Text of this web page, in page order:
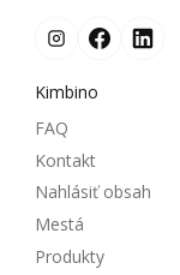
Kimbino
FAQ
Kontakt
Nahlásiť obsah
Mestá
Produkty